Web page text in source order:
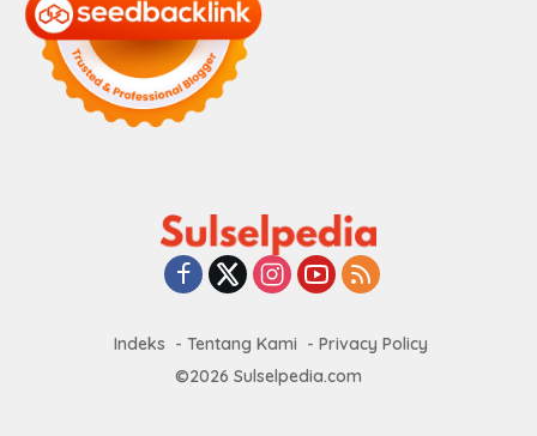
Indeks Tentang Kami
Privacy Policy
©2026 Sulselpedia.com